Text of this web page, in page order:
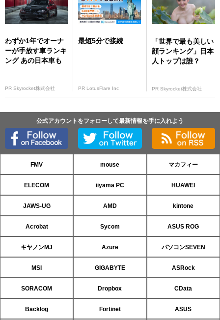
わずか1年でオーナ
ーが手放す車ランキ
ング あの日本車も
PR Skyrocket株式会社
最短5分で接続
PR LotusFlare Inc
「世界で最も美しい
顔ランキング」日本
人トップは誰？
PR Skyrocket株式会社
公式アカウントをフォローして最新情報を手に入れよう
FMV mouse マカフィー
ELECOM iiyama PC HUAWEI
JAWS-UG AMD kintone
Acrobat Sycom ASUS ROG
キヤノンMJ Azure パソコンSEVEN
MSI GIGABYTE ASRock
SORACOM Dropbox CData
Backlog Fortinet ASUS